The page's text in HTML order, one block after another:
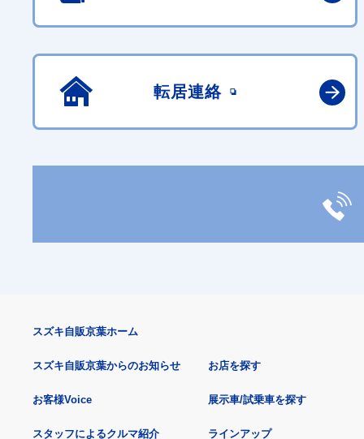
転居連絡
スズキ自販京葉ホーム
スズキ自販京葉からのお知らせ
お客様Voice
スタッフによるクルマ紹介
お店を探す
展示車/試乗車を探す
ラインアップ